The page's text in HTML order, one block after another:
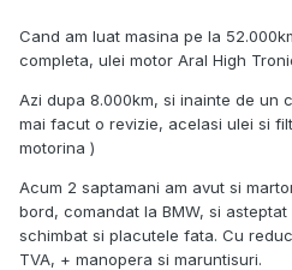
298.500km aprox, de la vreo
inainte ( daca mai tin bine
Deci ce naiba face request
bimmerlink ca n-am prea inteles
regenerare nu si-a facut, si
Cand am luat masina pe la
completa, ulei motor Aral High
Azi dupa 8.000km, si inainte de un
mai facut o revizie, acelasi ulei si
motorina )
Acum 2 saptamani am avut si
bord, comandat la BMW, si
schimbat si placutele fata. Cu
TVA, + manopera si maruntisuri.